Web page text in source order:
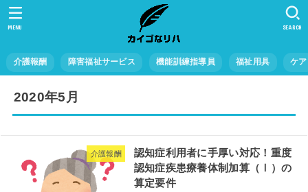
介護報酬 障害福祉サービス 機能訓練指導員 福祉用具 ケア
SEARCH
MENU
2020年5月
介護報酬
認知症利用者に手厚い対応！重度
認知症疾患療養体制加算（Ⅰ）の
算定要件